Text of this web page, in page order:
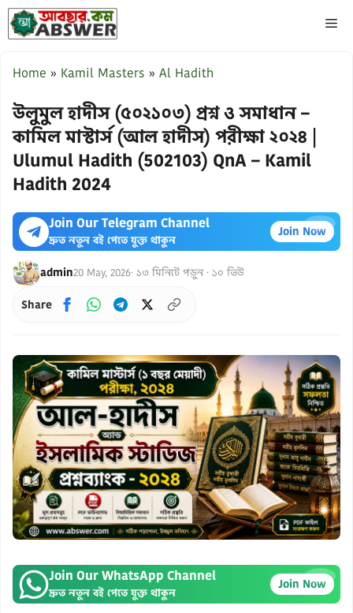
Skip
to
Home » Kamil Masters » Al Hadith
উলুমুল হাদীস (৫০২১০৩) প্রশ্ন ও সমাধান –
কামিল মাস্টার্স (আল হাদীস) পরীক্ষা ২০২৪ |
Ulumul Hadith (502103) QnA – Kamil
Hadith 2024
×
Join Our Telegram Channel
দ্রুত নতুন বই পেতে যুক্ত থাকুন
Join Now
admin20 May, 2026· ১৩ মিনিটে পড়ুন · ১০ ভিউ
Share
×
Join Our WhatsApp Channel
দ্রুত নতুন বই পেতে যুক্ত থাকুন
Join Now